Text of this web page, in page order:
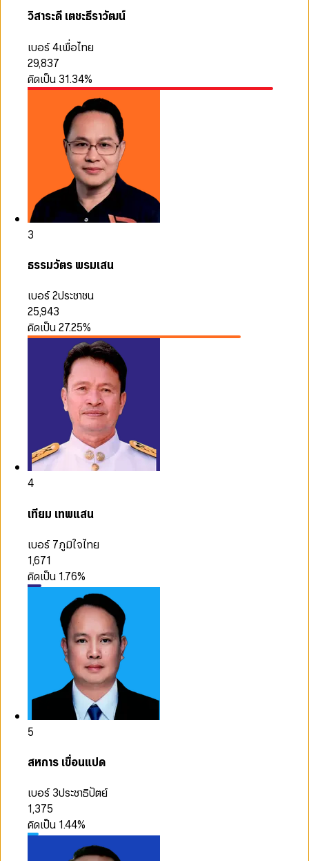
วิสาระดี เตชะธีราวัฒน์
เบอร์ 4เพื่อไทย
29,837
คิดเป็น 31.34%
3
ธรรมวัตร พรมเสน
เบอร์ 2ประชาชน
25,943
คิดเป็น27.25%
4
เทียม เทพแสน
เบอร์ 7ภูมิใจไทย
1,671
คิดเป็น 1.76%
5
สหการ เขื่อนแปด
เบอร์ 3ประชาธิปัตย์
1,375
คิดเป็น 1.44%